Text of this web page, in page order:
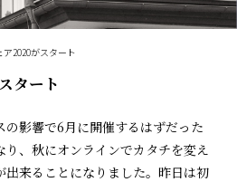
ア2020がスタート
タート
の影響で6月に開催するはずだった
、秋にオンラインでカタチを変え
出来ることになりました。昨日は初